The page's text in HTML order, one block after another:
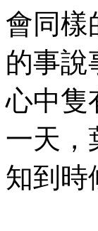
會同樣
的事說
心中隻
一天，
知到時